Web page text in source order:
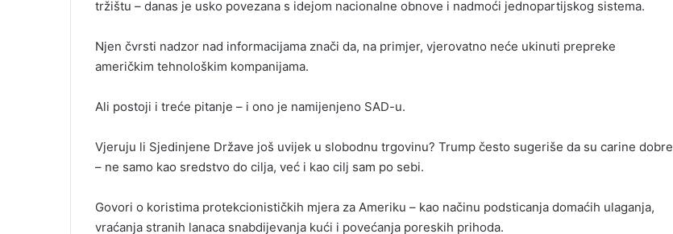
tržištu – danas je usko povezana s idejom nacionalne obnove i nadmoći jednopartijskog sistema.
Njen čvrsti nadzor nad informacijama znači da, na primjer, vjerovatno neće ukinuti prepreke
američkim tehnološkim kompanijama.
Ali postoji i treće pitanje – i ono je namijenjeno SAD-u.
Vjeruju li Sjedinjene Države još uvijek u slobodnu trgovinu? Trump često sugeriše da su carine dobre
– ne samo kao sredstvo do cilja, već i kao cilj sam po sebi.
Govori o koristima protekcionističkih mjera za Ameriku – kao načinu podsticanja domaćih ulaganja,
vraćanja stranih lanaca snabdijevanja kući i povećanja poreskih prihoda.